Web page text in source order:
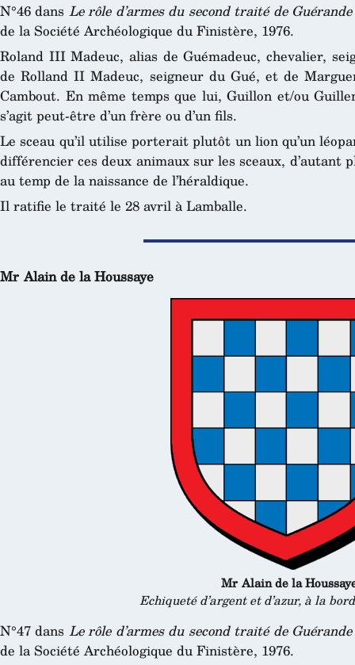
N°46 dans Le rôle d’armes du second traité de
de la Société Archéologique du Finistère, 1976.
Roland III Madeuc, alias de Guémadeuc, chevalier,
de Rolland II Madeuc, seigneur du Gué, et de
Cambout. En même temps que lui, Guillon et/ou
s’agit peut-être d’un frère ou d’un fils.
Le sceau qu’il utilise porterait plutôt un lion qu’un
différencier ces deux animaux sur les sceaux, d’autant
au temp de la naissance de l’héraldique.
Il ratifie le traité le 28 avril à Lamballe.
Mr Alain de la Houssaye
Mr Alain de la
Echiqueté d’argent et d’azur, à la
N°47 dans Le rôle d’armes du second traité de
de la Société Archéologique du Finistère, 1976.